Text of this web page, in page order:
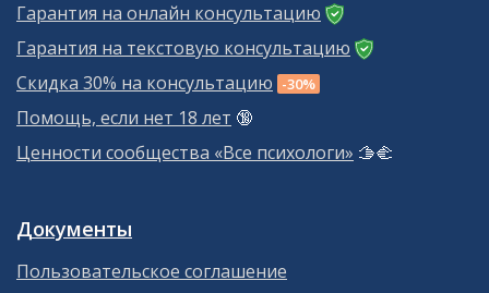
Гарантия на онлайн консультацию
Гарантия на текстовую консультацию
Скидка 30% на консультацию -30%
Помощь, если нет 18 лет 🔞
Ценности сообщества «Все психологи» 🫱‍🫲
Документы
Пользовательское соглашение